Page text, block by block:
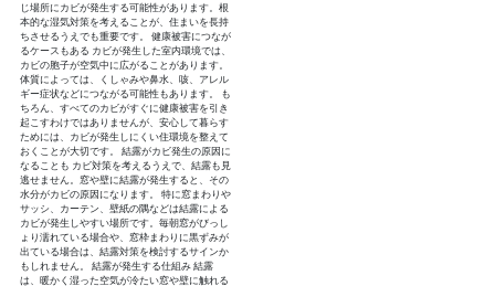
じ場所にカビが発生する可能性があります。根
本的な湿気対策を考えることが、住まいを長持
ちさせるうえでも重要です。 健康被害につなが
るケースもある カビが発生した室内環境では、
カビの胞子が空気中に広がることがあります。
体質によっては、くしゃみや鼻水、咳、アレル
ギー症状などにつながる可能性もあります。 も
ちろん、すべてのカビがすぐに健康被害を引き
起こすわけではありませんが、安心して暮らす
ためには、カビが発生しにくい住環境を整えて
おくことが大切です。 結露がカビ発生の原因に
なることも カビ対策を考えるうえで、結露も見
逃せません。窓や壁に結露が発生すると、その
水分がカビの原因になります。 特に窓まわりや
サッシ、カーテン、壁紙の隅などは結露による
カビが発生しやすい場所です。毎朝窓がびっし
ょり濡れている場合や、窓枠まわりに黒ずみが
出ている場合は、結露対策を検討するサインか
もしれません。 結露が発生する仕組み 結露
は、暖かく湿った空気が冷たい窓や壁に触れる